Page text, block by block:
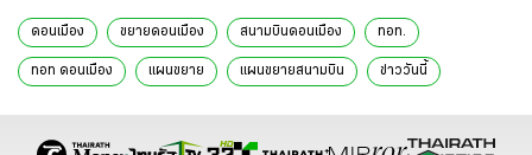
ดอนเมือง ขยายดอนเมือง สนามบินดอนเมือง ทอท.
ทอท ดอนเมือง แผนขยาย แผนขยายสนามบิน ข่าววันนี้